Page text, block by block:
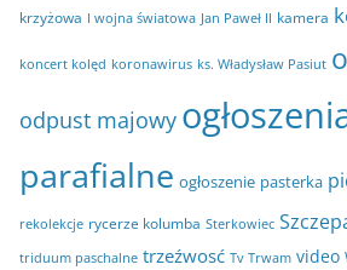
krzyżowa I wojna światowa Jan Paweł II kamera
koncert kolęd koronawirus ks. Władysław Pasiut
odpust majowy
parafialne ogłoszenie pasterka
rekolekcje rycerze kolumba Sterkowiec
triduum paschalne trzeźwosć Tv Trwam video